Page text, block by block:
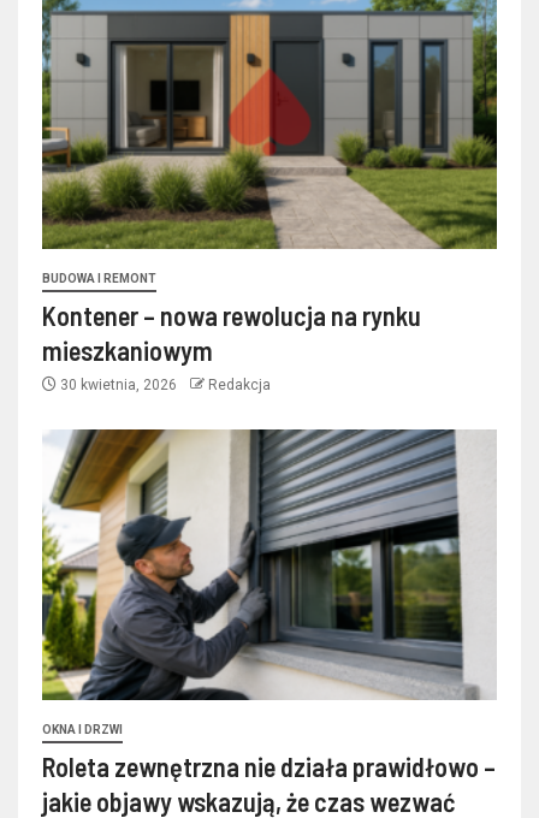
BUDOWA I REMONT
Kontener – nowa rewolucja na rynku
mieszkaniowym
30 kwietnia, 2026 Redakcja
OKNA I DRZWI
Roleta zewnętrzna nie działa prawidłowo –
jakie objawy wskazują, że czas wezwać